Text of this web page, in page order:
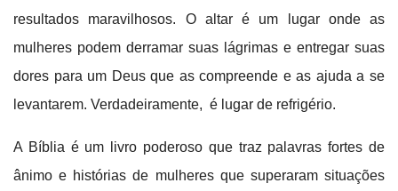
resultados maravilhosos. O altar é um lugar onde as
mulheres podem derramar suas lágrimas e entregar suas
dores para um Deus que as compreende e as ajuda a se
levantarem. Verdadeiramente, é lugar de refrigério.
A Bíblia é um livro poderoso que traz palavras fortes de
ânimo e histórias de mulheres que superaram situações